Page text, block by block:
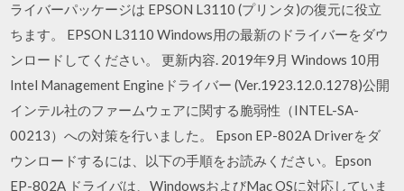
ライバーパッケージは EPSON L3110 (プリンタ)の復元に役立
ちます。 EPSON L3110 Windows用の最新のドライバーをダウ
ンロードしてください。 更新内容. 2019年9月 Windows 10用
Intel Management Engineドライバー (Ver.1923.12.0.1278)公開
インテル社のファームウェアに関する脆弱性（INTEL-SA-
00213）への対策を行いました。 Epson EP-802A Driverをダ
ウンロードするには、以下の手順をお読みください。Epson
EP-802A ドライバは、WindowsおよびMac OSに対応していま